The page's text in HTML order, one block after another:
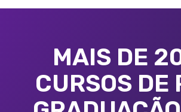
MAIS DE
CURSOS DE